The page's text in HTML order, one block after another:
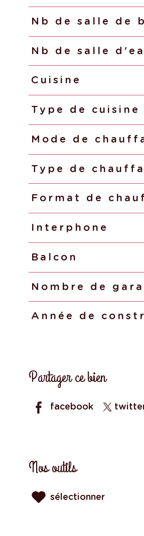
Nb de salle de
Nb de salle
Cuisine
Type de cuisine
Mode de
Type de
Format de
Interphone
Balcon
Nombre de
Année de
Partager ce bien
facebook
Nos outils
sélectionner